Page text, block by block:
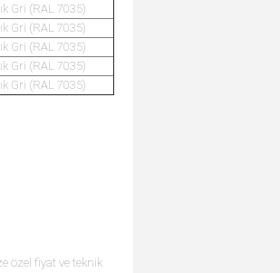
Gri (RAL 7035)
Gri (RAL 7035)
Gri (RAL 7035)
Gri (RAL 7035)
Gri (RAL 7035)
özel fiyat ve teknik